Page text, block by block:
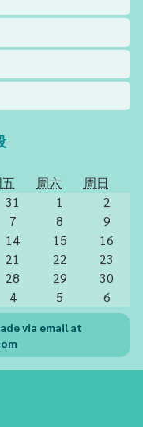
周六
周日
31 1
2
7 8
9
14 15
16
21 22
23
28 29
30
4 5 6
via email at